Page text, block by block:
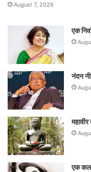
August 7, 2026
एक
नंदन
एक